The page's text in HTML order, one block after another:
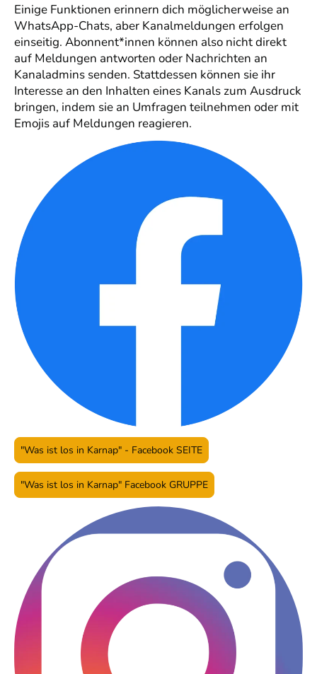
Einige Funktionen erinnern dich möglicherweise an
WhatsApp-Chats, aber Kanalmeldungen erfolgen
einseitig. Abonnent*innen können also nicht direkt
auf Meldungen antworten oder Nachrichten an
Kanaladmins senden. Stattdessen können sie ihr
Interesse an den Inhalten eines Kanals zum Ausdruck
bringen, indem sie an Umfragen teilnehmen oder mit
Emojis auf Meldungen reagieren.
"Was ist los in Karnap" - Facebook SEITE
"Was ist los in Karnap" Facebook GRUPPE